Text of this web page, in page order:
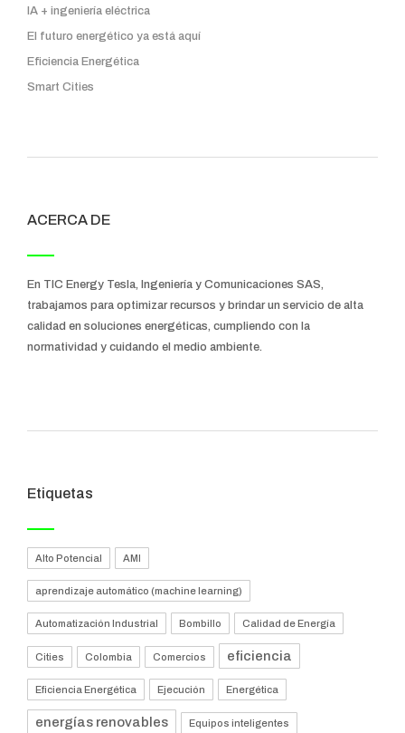
IA + ingeniería eléctrica
El futuro energético ya está aquí
Eficiencia Energética
Smart Cities
ACERCA DE
En TIC Energy Tesla, Ingeniería y Comunicaciones SAS,
trabajamos para optimizar recursos y brindar un servicio de alta
calidad en soluciones energéticas, cumpliendo con la
normatividad y cuidando el medio ambiente.
Etiquetas
Alto Potencial AMI
aprendizaje automático (machine learning)
Automatización Industrial Bombillo Calidad de Energía
Cities Colombia Comercios eficiencia
Eficiencia Energética Ejecución Energética
energías renovables Equipos inteligentes